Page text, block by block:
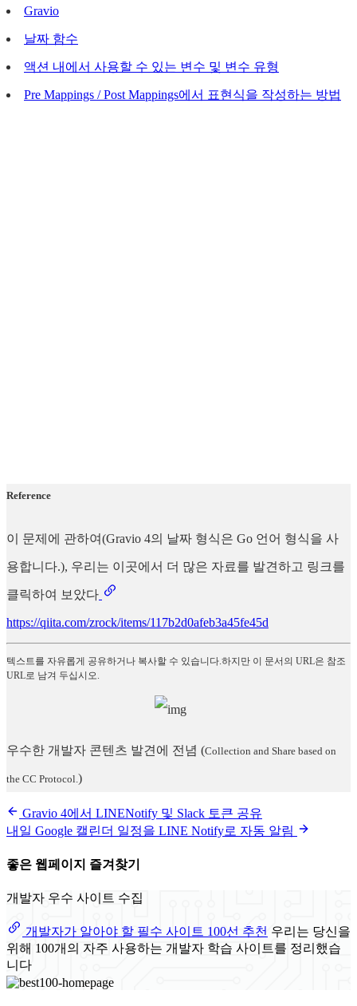
Gravio
날짜 함수
액션 내에서 사용할 수 있는 변수 및 변수 유형
Pre Mappings / Post Mappings에서 표현식을 작성하는 방법
Reference
이 문제에 관하여(Gravio 4의 날짜 형식은 Go 언어 형식을 사
용합니다.), 우리는 이곳에서 더 많은 자료를 발견하고 링크를
클릭하여 보았다
https://qiita.com/zrock/items/117b2d0afeb3a45fe45d
텍스트를 자유롭게 공유하거나 복사할 수 있습니다.하지만 이 문서의 URL은 참조
URL로 남겨 두십시오.
우수한 개발자 콘텐츠 발견에 전념 (Collection and Share based on
the CC Protocol. )
Gravio 4에서 LINENotify 및 Slack 토큰 공유
내일 Google 캘린더 일정을 LINE Notify로 자동 알림
좋은 웹페이지 즐겨찾기
개발자 우수 사이트 수집
개발자가 알아야 할 필수 사이트 100선 추천 우리는 당신을
위해 100개의 자주 사용하는 개발자 학습 사이트를 정리했습
니다